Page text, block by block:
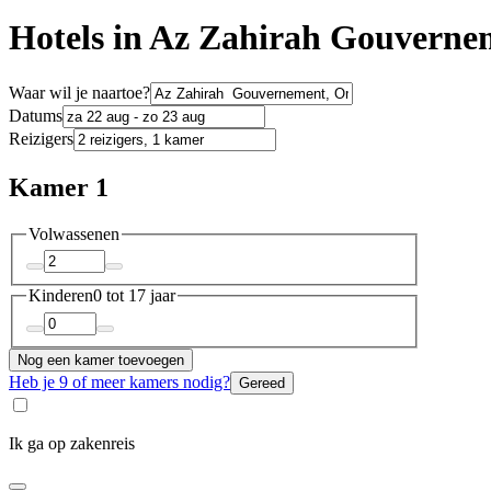
Hotels in Az Zahirah
Waar wil je naartoe?
Datums
Reizigers
Kamer 1
Volwassenen
Kinderen0 tot 17 jaar
Nog een kamer toevoegen
Heb je 9 of meer kamers nodig? Gereed
Ik ga op zakenreis